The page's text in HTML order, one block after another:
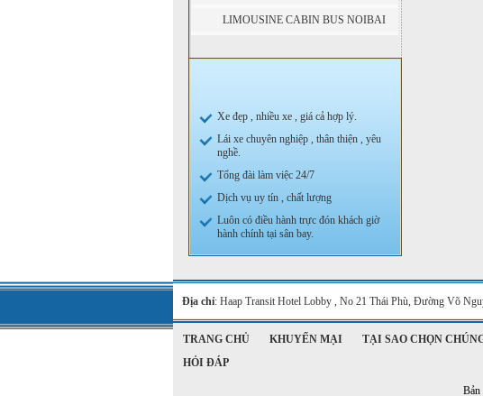
NỘI BÀI ĐI SAPA
LIMOUSINE CABIN BUS NOIBAI
Xe đẹp , nhiều xe , giá cả hợp lý.
Lái xe chuyên nghiệp , thân thiện , yêu
nghề.
Tổng đài làm việc 24/7
Dịch vụ uy tín , chất lượng
Luôn có điều hành trực đón khách giờ
hành chính tại sân bay.
Địa chỉ: Haap Transit Hotel Lobby , No 21 Thái Phù, Đường Võ
TRANG CHỦ KHUYẾN MẠI TẠI SAO CHỌN
HỎI ĐÁP
Bản